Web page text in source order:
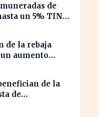
de
un 5% TIN:
de la rebaja
aumento
verano
de la
de